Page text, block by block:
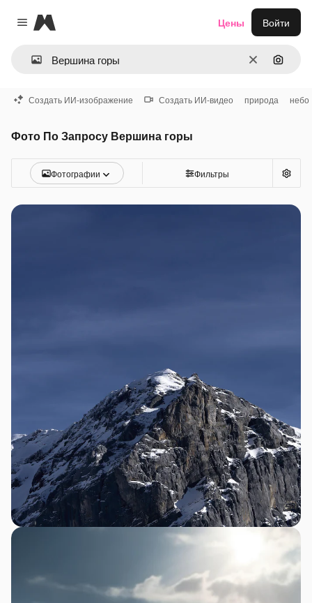
Close menu
Magnific
ОчиститьПоиск
Цены Войти
Создать ИИ-изображение Создать ИИ-видео природа небо
Фото По Запросу Вершина горы
Фотографии Фильтры